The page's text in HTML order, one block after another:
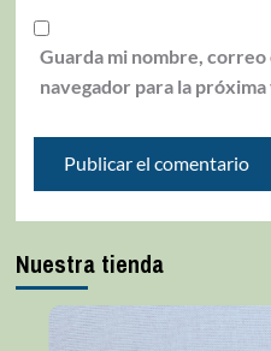
Guarda mi nombre,
navegador para la próxima
Nuestra tienda